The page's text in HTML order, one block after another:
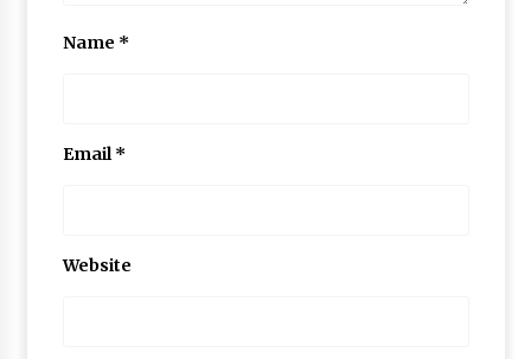
Name *
Email*
Website